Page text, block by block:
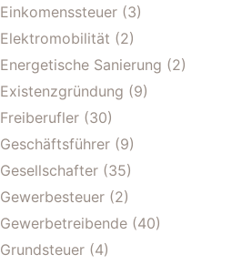
Einkomenssteuer (3)
Elektromobilität (2)
Energetische Sanierung (2)
Existenzgründung (9)
Freiberufler (30)
Geschäftsführer (9)
Gesellschafter (35)
Gewerbesteuer (2)
Gewerbetreibende (40)
Grundsteuer (4)